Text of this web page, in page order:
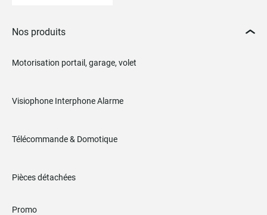
Nos produits
Motorisation portail, garage, volet
Visiophone Interphone Alarme
Télécommande & Domotique
Pièces détachées
Promo